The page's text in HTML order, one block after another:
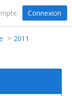
Connexion
2011